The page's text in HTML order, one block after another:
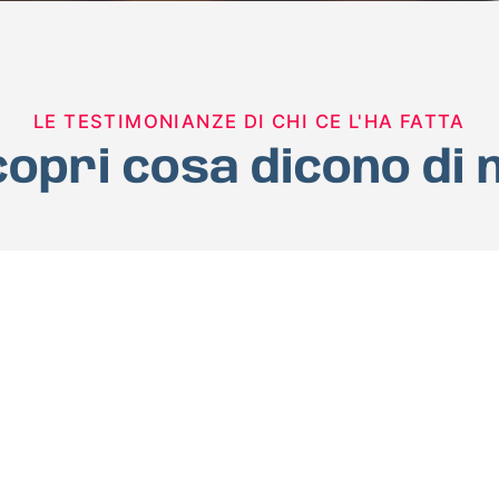
LE TESTIMONIANZE DI CHI CE L'HA FATTA
cosa dicono di